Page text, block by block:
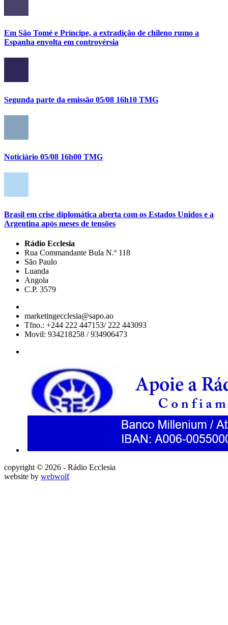
Em São Tomé e Príncipe, a extradição de chileno rumo a
Espanha envolta em controvérsia
Segunda parte da emissão 05/08 16h10 TMG
Noticiário 05/08 16h00 TMG
Brasil em crise diplomática aberta com os Estados Unidos e a
Argentina após meses de tensões
Rádio Ecclesia
Rua Commandante Bula N.º 118
São Paulo
Luanda
Angola
C.P. 3579
marketingecclesia@sapo.ao
Tfno.: +244 222 447153/ 222 443093
Movil: 934218258 / 934906473
copyright © 2026 - Rádio Ecclesia
website by webwolf